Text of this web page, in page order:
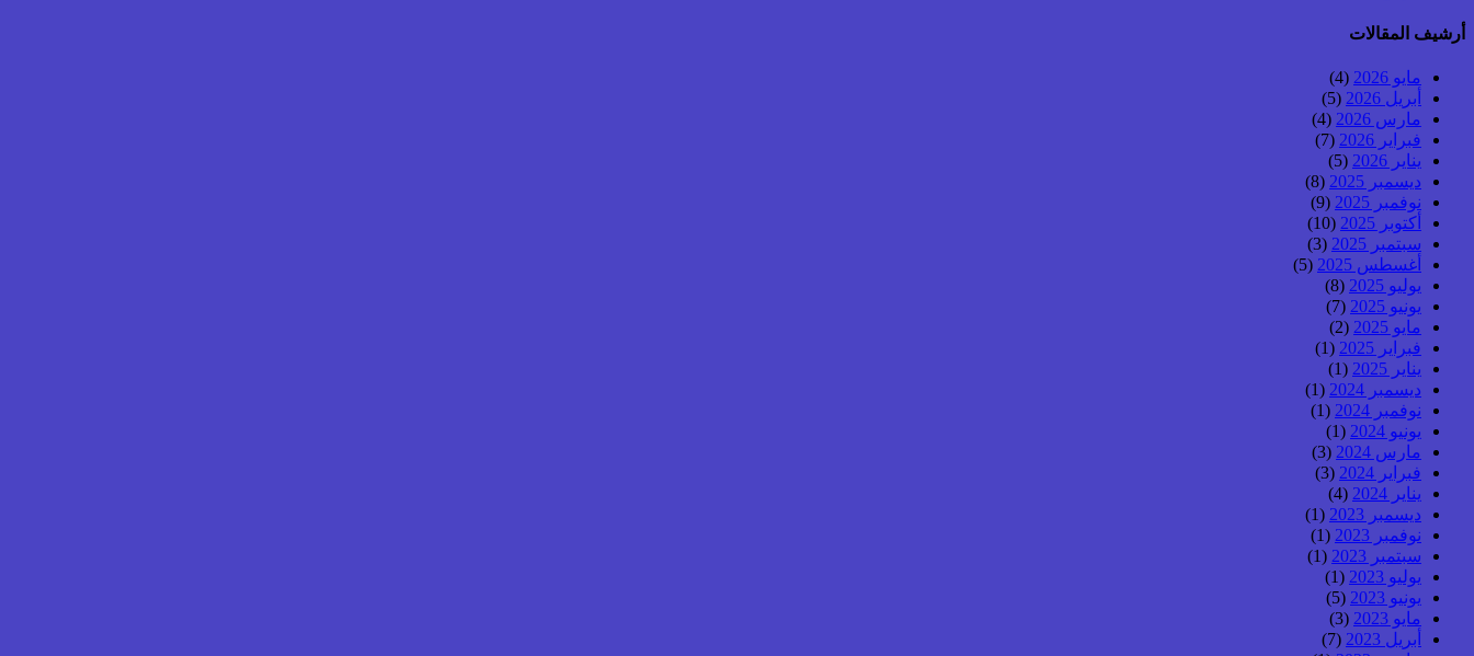
أرشيف المقالات
مايو 2026
(4)
أبريل 2026
(5)
مارس 2026
(4)
فبراير 2026
(7)
يناير 2026
(5)
ديسمبر 2025
(8)
نوفمبر 2025
(9)
أكتوبر 2025
(10)
سبتمبر 2025
(3)
أغسطس 2025
(5)
يوليو 2025
(8)
يونيو 2025
(7)
مايو 2025
(2)
فبراير 2025
(1)
يناير 2025
(1)
ديسمبر 2024
(1)
نوفمبر 2024
(1)
يونيو 2024
(1)
مارس 2024
(3)
فبراير 2024
(3)
يناير 2024
(4)
ديسمبر 2023
(1)
نوفمبر 2023
(1)
سبتمبر 2023
(1)
يوليو 2023
(1)
يونيو 2023
(5)
مايو 2023
(3)
أبريل 2023
(7)